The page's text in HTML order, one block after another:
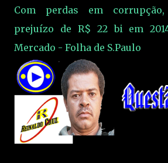
Com perdas em
prejuízo de R$ 22 bi em
Mercado - Folha de S.Paulo